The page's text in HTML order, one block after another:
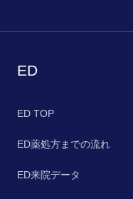
ED
ED TOP
ED薬処方までの流れ
ED来院データ